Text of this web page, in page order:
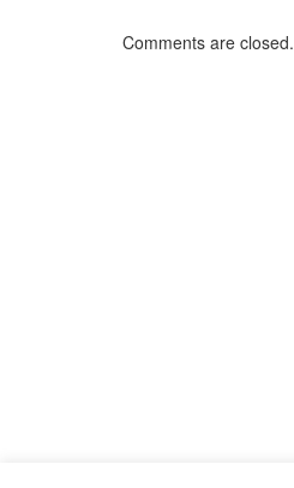
Comments are closed.